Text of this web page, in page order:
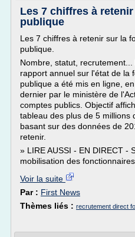
Les 7 chiffres à
publique
Les 7 chiffres à retenir sur la
publique.
Nombre, statut,
rapport annuel sur l'état de la
publique a été mis en ligne,
dernier par le ministère de
comptes publics. Objectif
tableau des plus de 5 millions
basant sur des données de
retenir.
» LIRE AUSSI - EN DIRECT -
mobilisation des fonctionnaires
Voir la suite
Par : First News
Thèmes liés : recrutement direct